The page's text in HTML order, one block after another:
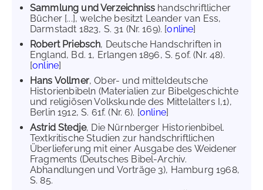
Sammlung und Verzeichniss handschriftlicher
Bücher [...], welche besitzt Leander van Ess,
Darmstadt 1823, S. 31 (Nr. 169). [online]
Robert Priebsch, Deutsche Handschriften in
England, Bd. 1, Erlangen 1896, S. 50f. (Nr. 48).
[online]
Hans Vollmer, Ober- und mitteldeutsche
Historienbibeln (Materialien zur Bibelgeschichte
und religiösen Volkskunde des Mittelalters I,1),
Berlin 1912, S. 61f. (Nr. 6). [online]
Astrid Stedje, Die Nürnberger Historienbibel.
Textkritische Studien zur handschriftlichen
Überlieferung mit einer Ausgabe des Weidener
Fragments (Deutsches Bibel-Archiv.
Abhandlungen und Vorträge 3), Hamburg 1968,
S. 85.